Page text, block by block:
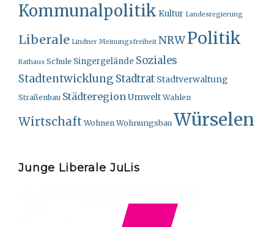
Kommunalpolitik Kultur Landesregierung
Liberale Lindner Meinungsfreiheit NRWPolitik
Rathaus Schule Singergelände Soziales
Stadtentwicklung Stadtrat Stadtverwaltung
Straßenbau Städteregion Umwelt Wahlen
Wirtschaft Wohnen WohnungsbauWürselen
Junge Liberale JuLis